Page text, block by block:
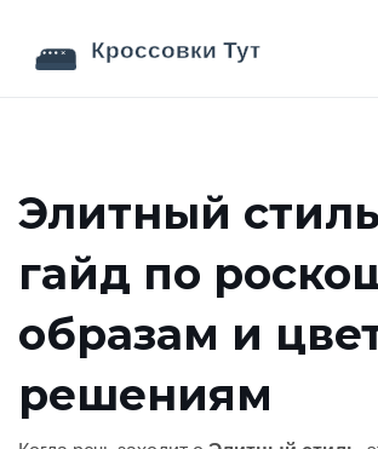
Элитный
гайд по
образам и
решениям